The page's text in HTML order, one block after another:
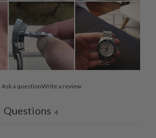
Ask a questionWrite a review
Questions 4